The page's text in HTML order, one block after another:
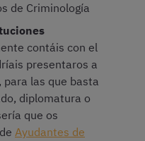
de Criminología
contáis con el
presentaros a
para las que basta
diplomatura o
que os
Ayudantes de